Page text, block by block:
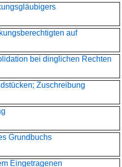
auf
bei dinglichen Rechten
Zuschreibung
Grundbuchs
Eingetragenen